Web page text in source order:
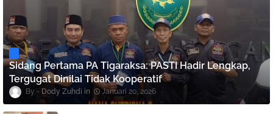
Sidang Pertama PA Tigaraksa: PASTI Hadir Lengkap,
Tergugat Dinilai Tidak Kooperatif
Dody Zuhdi Januari 20, 2026